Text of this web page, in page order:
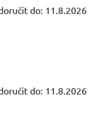
do: 11.8.2026
do: 11.8.2026